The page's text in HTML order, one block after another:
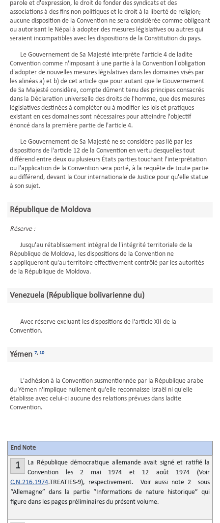
parole et d'expression, le droit de fonder des syndicats et des
associations à des fins non politiques et le droit à la liberté de religion;
aucune disposition de la Convention ne sera considérée comme obligeant
ou autorisant le Népal à adopter des mesures législatives ou autres qui
seraient incompatibles avec les dispositions de la Constitution du pays.
Le Gouvernement de Sa Majesté interprète l'article 4 de ladite
Convention comme n'imposant à une partie à la Convention l'obligation
d'adopter de nouvelles mesures législatives dans les domaines visés par
les alinéas a) et b) de cet article que pour autant que le Gouvernement
de Sa Majesté considère, compte dûment tenu des principes consacrés
dans la Déclaration universelle des droits de l'homme, que des mesures
législatives destinées à compléter ou à modifier les lois et pratiques
existant en ces domaines sont nécessaires pour atteindre l'objectif
énoncé dans la première partie de l'article 4.
Le Gouvernement de Sa Majesté ne se considère pas lié par les
dispositions de l'article 12 de la Convention en vertu desquelles tout
différend entre deux ou plusieurs États parties touchant l'interprétation
ou l'application de la Convention sera porté, à la requête de toute partie
au différend, devant la Cour internationale de Justice pour qu'elle statue
à son sujet.
République de Moldova
Réserve :
Jusqu'au rétablissement intégral de l'intégrité territoriale de la
République de Moldova, les dispositions de la Convention ne
s'appliqueront qu'au territoire effectivement contrôlé par les autorités
de la République de Moldova.
Venezuela (République bolivarienne du)
Avec réserve excluant les dispositions de l'article XII de la
Convention.
Yémen 7,10
L'adhésion à la Convention susmentionnée par la République arabe
du Yémen n'implique nullement qu'elle reconnaisse Israël ni qu'elle
établisse avec celui-ci aucune des relations prévues dans ladite
Convention.
End Note
1
La République démocratique allemande avait signé et ratifié la
Convention les 2 mai 1974 et 12 août 1974 (Voir
C.N.216.1974.TREATIES-9), respectivement. Voir aussi note 2 sous
“Allemagne” dans la partie “Informations de nature historique” qui
figure dans les pages préliminaires du présent volume.